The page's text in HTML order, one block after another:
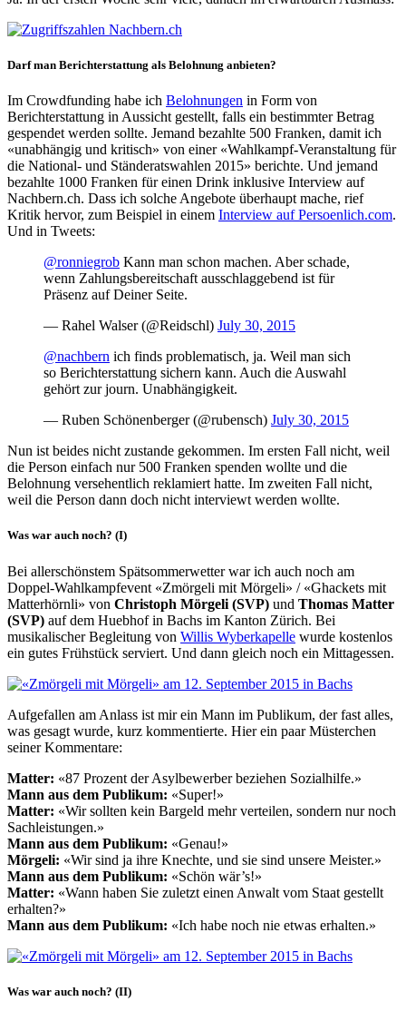
Darf man Berichterstattung als Belohnung anbieten?
Im Crowdfunding habe ich Belohnungen in Form von
Berichterstattung in Aussicht gestellt, falls ein bestimmter Betrag
gespendet werden sollte. Jemand bezahlte 500 Franken, damit ich
«unabhängig und kritisch» von einer «Wahlkampf-Veranstaltung für
die National- und Ständeratswahlen 2015» berichte. Und jemand
bezahlte 1000 Franken für einen Drink inklusive Interview auf
Nachbern.ch. Dass ich solche Angebote überhaupt mache, rief
Kritik hervor, zum Beispiel in einem Interview auf Persoenlich.com.
Und in Tweets:
@ronniegrob Kann man schon machen. Aber schade,
wenn Zahlungsbereitschaft ausschlaggebend ist für
Präsenz auf Deiner Seite.
— Rahel Walser (@Reidschl) July 30, 2015
@nachbern ich finds problematisch, ja. Weil man sich
so Berichterstattung sichern kann. Auch die Auswahl
gehört zur journ. Unabhängigkeit.
— Ruben Schönenberger (@rubensch) July 30, 2015
Nun ist beides nicht zustande gekommen. Im ersten Fall nicht, weil
die Person einfach nur 500 Franken spenden wollte und die
Belohnung versehentlich reklamiert hatte. Im zweiten Fall nicht,
weil die Person dann doch nicht interviewt werden wollte.
Was war auch noch? (I)
Bei allerschönstem Spätsommerwetter war ich auch noch am
Doppel-Wahlkampfevent «Zmörgeli mit Mörgeli» / «Ghackets mit
Matterhörnli» von Christoph Mörgeli (SVP) und Thomas Matter
(SVP) auf dem Huebhof in Bachs im Kanton Zürich. Bei
musikalischer Begleitung von Willis Wyberkapelle wurde kostenlos
ein gutes Frühstück serviert. Und dann gleich noch ein Mittagessen.
Aufgefallen am Anlass ist mir ein Mann im Publikum, der fast alles,
was gesagt wurde, kurz kommentierte. Hier ein paar Müsterchen
seiner Kommentare:
Matter: «87 Prozent der Asylbewerber beziehen Sozialhilfe.»
Mann aus dem Publikum: «Super!»
Matter: «Wir sollten kein Bargeld mehr verteilen, sondern nur noch
Sachleistungen.»
Mann aus dem Publikum: «Genau!»
Mörgeli: «Wir sind ja ihre Knechte, und sie sind unsere Meister.»
Mann aus dem Publikum: «Schön wär’s!»
Matter: «Wann haben Sie zuletzt einen Anwalt vom Staat gestellt
erhalten?»
Mann aus dem Publikum: «Ich habe noch nie etwas erhalten.»
Was war auch noch? (II)